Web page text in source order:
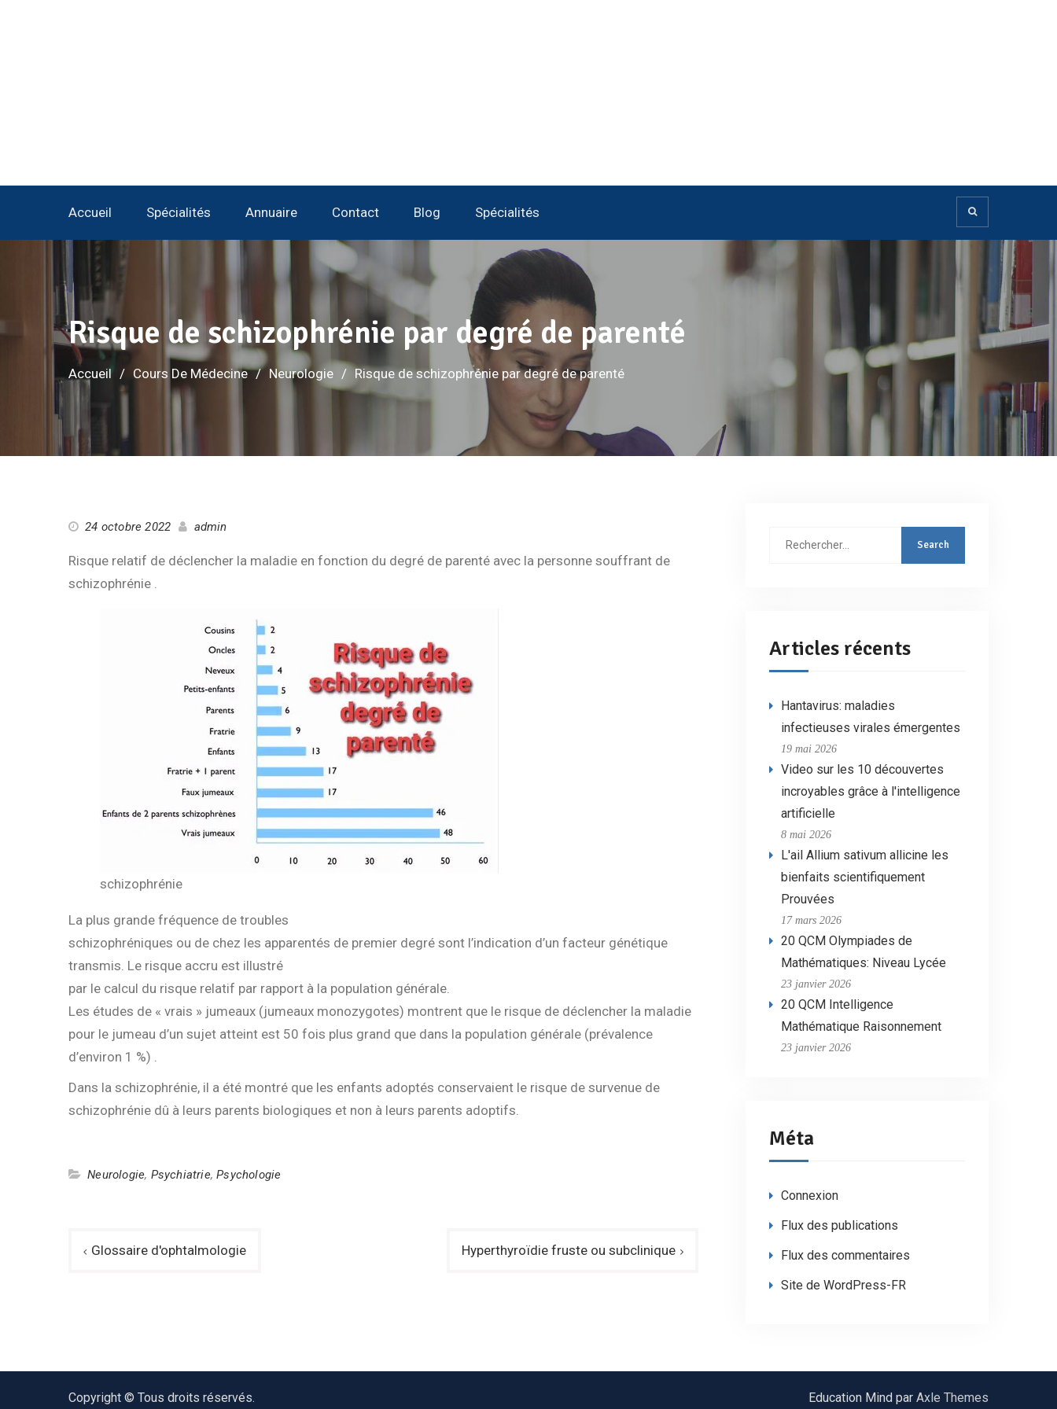
Accueil Spécialités Annuaire Contact Blog Spécialités
Risque de schizophrénie par degré de parenté
Accueil Cours De Médecine Neurologie Risque de schizophrénie par degré de parenté
24 octobre 2022 admin
Risque relatif de déclencher la maladie en fonction du degré de parenté avec la personne souffrant de
schizophrénie .
schizophrénie
La plus grande fréquence de troubles
schizophréniques ou de chez les apparentés de premier degré sont l’indication d’un facteur génétique
transmis. Le risque accru est illustré
par le calcul du risque relatif par rapport à la population générale.
Les études de « vrais » jumeaux (jumeaux monozygotes) montrent que le risque de déclencher la maladie
pour le jumeau d’un sujet atteint est 50 fois plus grand que dans la population générale (prévalence
d’environ 1 %) .
Dans la schizophrénie, il a été montré que les enfants adoptés conservaient le risque de survenue de
schizophrénie dû à leurs parents biologiques et non à leurs parents adoptifs.
Neurologie, Psychiatrie,Psychologie
Navigation
Glossaire d'ophtalmologie Hyperthyroïdie fruste ou subclinique
Rechercher
Articles récents
Hantavirus: maladies
infectieuses virales émergentes
19 mai 2026
Video sur les 10 découvertes
incroyables grâce à l'intelligence
artificielle
8 mai 2026
L'ail Allium sativum allicine les
bienfaits scientifiquement
Prouvées
17 mars 2026
20 QCM Olympiades de
Mathématiques: Niveau Lycée
23 janvier 2026
20 QCM Intelligence
Mathématique Raisonnement
23 janvier 2026
Méta
Connexion
Flux des publications
Flux des commentaires
Site de WordPress-FR
Copyright © Tous droits réservés. Education Mind par Axle Themes